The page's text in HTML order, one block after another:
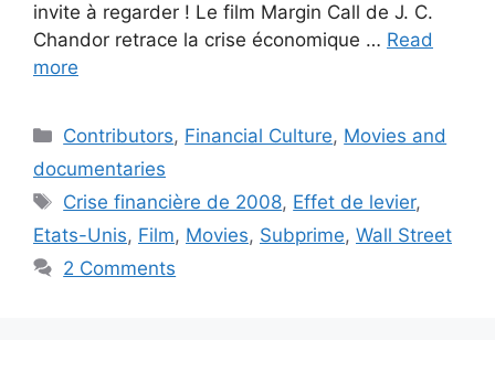
invite à regarder ! Le film Margin Call de J. C.
Chandor retrace la crise économique … Read
more
Categories
Contributors, Financial Culture, Movies and
documentaries
Tags
Crise financière de 2008, Effet de levier,
Etats-Unis, Film, Movies, Subprime, Wall Street
2 Comments